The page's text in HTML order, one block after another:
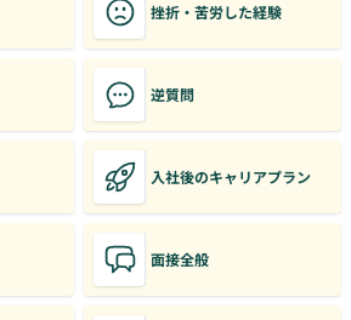
挫折・苦労した経験
逆質問
入社後のキャリアプラン
面接全般